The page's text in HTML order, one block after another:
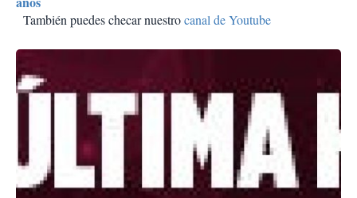
También puedes checar nuestrocanal de Youtube